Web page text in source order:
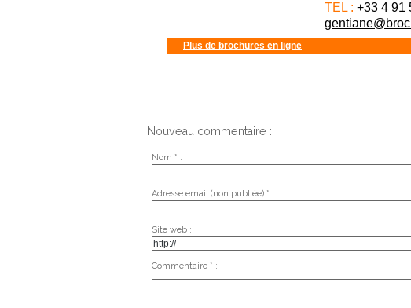
TEL : +33 4 91
Plus de brochures en ligne
Nouveau commentaire :
Nom * :
Adresse email (non publiée) * :
Site web :
Commentaire * :